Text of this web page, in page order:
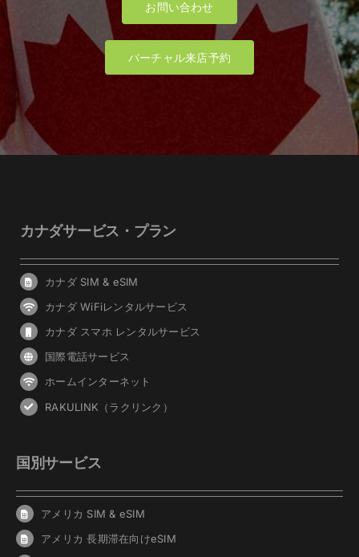
お問い合わせ
バーチャル来店予約
カナダサービス・プラン
カナダ SIM & eSIM
カナダ WiFiレンタルサービス
カナダ スマホ レンタルサービス
国際電話サービス
ホームインターネット
RAKULINK（ラクリンク）
国別サービス
アメリカ SIM & eSIM
アメリカ 長期滞在向けeSIM